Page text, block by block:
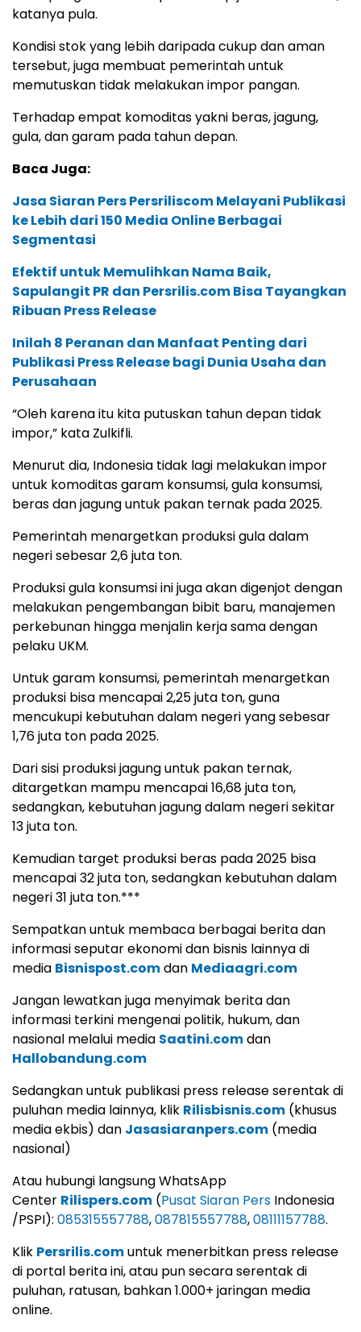
katanya pula.
Kondisi stok yang lebih daripada cukup dan aman
tersebut, juga membuat pemerintah untuk
memutuskan tidak melakukan impor pangan.
Terhadap empat komoditas yakni beras, jagung,
gula, dan garam pada tahun depan.
Baca Juga:
Jasa Siaran Pers Persriliscom Melayani Publikasi
ke Lebih dari 150 Media Online Berbagai
Segmentasi
Efektif untuk Memulihkan Nama Baik,
Sapulangit PR dan Persrilis.com Bisa Tayangkan
Ribuan Press Release
Inilah 8 Peranan dan Manfaat Penting dari
Publikasi Press Release bagi Dunia Usaha dan
Perusahaan
“Oleh karena itu kita putuskan tahun depan tidak
impor,” kata Zulkifli.
Menurut dia, Indonesia tidak lagi melakukan impor
untuk komoditas garam konsumsi, gula konsumsi,
beras dan jagung untuk pakan ternak pada 2025.
Pemerintah menargetkan produksi gula dalam
negeri sebesar 2,6 juta ton.
Produksi gula konsumsi ini juga akan digenjot dengan
melakukan pengembangan bibit baru, manajemen
perkebunan hingga menjalin kerja sama dengan
pelaku UKM.
Untuk garam konsumsi, pemerintah menargetkan
produksi bisa mencapai 2,25 juta ton, guna
mencukupi kebutuhan dalam negeri yang sebesar
1,76 juta ton pada 2025.
Dari sisi produksi jagung untuk pakan ternak,
ditargetkan mampu mencapai 16,68 juta ton,
sedangkan, kebutuhan jagung dalam negeri sekitar
13 juta ton.
Kemudian target produksi beras pada 2025 bisa
mencapai 32 juta ton, sedangkan kebutuhan dalam
negeri 31 juta ton.***
Sempatkan untuk membaca berbagai berita dan
informasi seputar ekonomi dan bisnis lainnya di
media Bisnispost.comdan Mediaagri.com
Jangan lewatkan juga menyimak berita dan
informasi terkini mengenai politik, hukum, dan
nasional melalui media Saatini.comdan
Hallobandung.com
Sedangkan untuk publikasi press release serentak di
puluhan media lainnya, klik Rilisbisnis.com (khusus
media ekbis) dan Jasasiaranpers.com (media
nasional)
Atau hubungi langsung WhatsApp
Center Rilispers.com (Pusat Siaran Pers Indonesia
/PSPI): 085315557788,087815557788,08111157788.
Klik Persrilis.comuntuk menerbitkan press release
di portal berita ini, atau pun secara serentak di
puluhan, ratusan, bahkan 1.000+ jaringan media
online.